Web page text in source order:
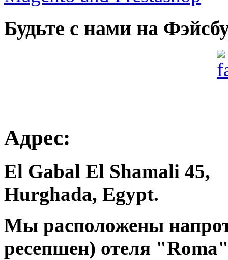
Будьте с нами на
Адрес:
El Gabal El Shamali 45,
Hurghada, Egypt.
Мы расположены
ресепшен) отеля